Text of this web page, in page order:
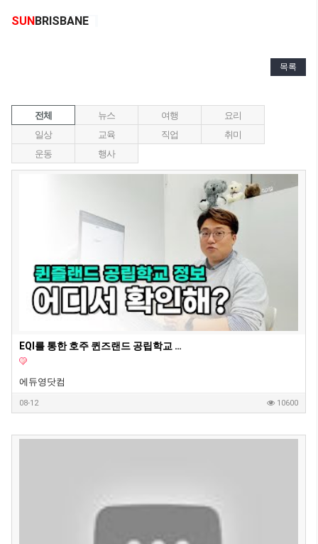
SUNBRISBANE
목록
전체 뉴스 여행
요리
일상
교육 직업
취미
운동
행사
EQI를 통한 호주 퀸즈랜드 공립학교 정보 확인하기
에듀영닷컴
08-12 10600